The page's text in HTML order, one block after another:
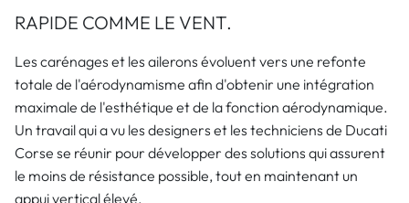
RAPIDE COMME LE VENT.
Les carénages et les ailerons évoluent vers une refonte
totale de l'aérodynamisme afin d'obtenir une intégration
maximale de l'esthétique et de la fonction aérodynamique.
Un travail qui a vu les designers et les techniciens de Ducati
Corse se réunir pour développer des solutions qui assurent
le moins de résistance possible, tout en maintenant un
appui vertical élevé.